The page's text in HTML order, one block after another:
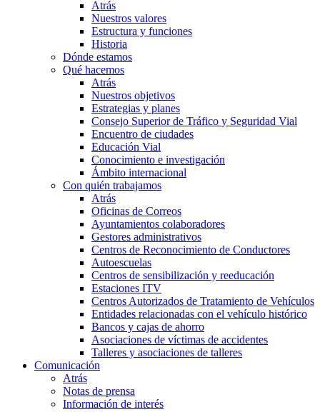
Atrás
Nuestros valores
Estructura y funciones
Historia
Dónde estamos
Qué hacemos
Atrás
Nuestros objetivos
Estrategias y planes
Consejo Superior de Tráfico y Seguridad Vial
Encuentro de ciudades
Educación Vial
Conocimiento e investigación
Ámbito internacional
Con quién trabajamos
Atrás
Oficinas de Correos
Ayuntamientos colaboradores
Gestores administrativos
Centros de Reconocimiento de Conductores
Autoescuelas
Centros de sensibilización y reeducación
Estaciones ITV
Centros Autorizados de Tratamiento de Vehículos
Entidades relacionadas con el vehículo histórico
Bancos y cajas de ahorro
Asociaciones de víctimas de accidentes
Talleres y asociaciones de talleres
Comunicación
Atrás
Notas de prensa
Información de interés